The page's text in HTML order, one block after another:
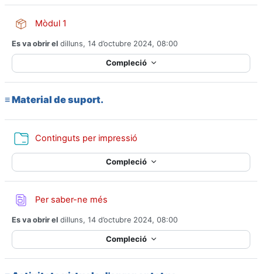
Mòdul 1
Es va obrir el dilluns, 14 d’octubre 2024, 08:00
Compleció
≡ Material de suport.
Continguts per impressió
Compleció
Per saber-ne més
Es va obrir el dilluns, 14 d’octubre 2024, 08:00
Compleció